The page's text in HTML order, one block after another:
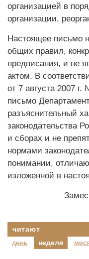
организацией в
организации,
Настоящее письмо
общих правил,
предписания, и не
актом. В
от 7 августа 2007
письмо
разъяснительный
законодательства
и сборах и не
нормами
понимании,
изложенной в
читают
день
неделя